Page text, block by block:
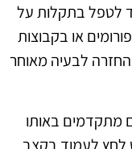
לטפל בתקלות על
או בקבוצות
לבעיה מאוחר
מתקדמים באותו
לחץ לעמוד בקצב